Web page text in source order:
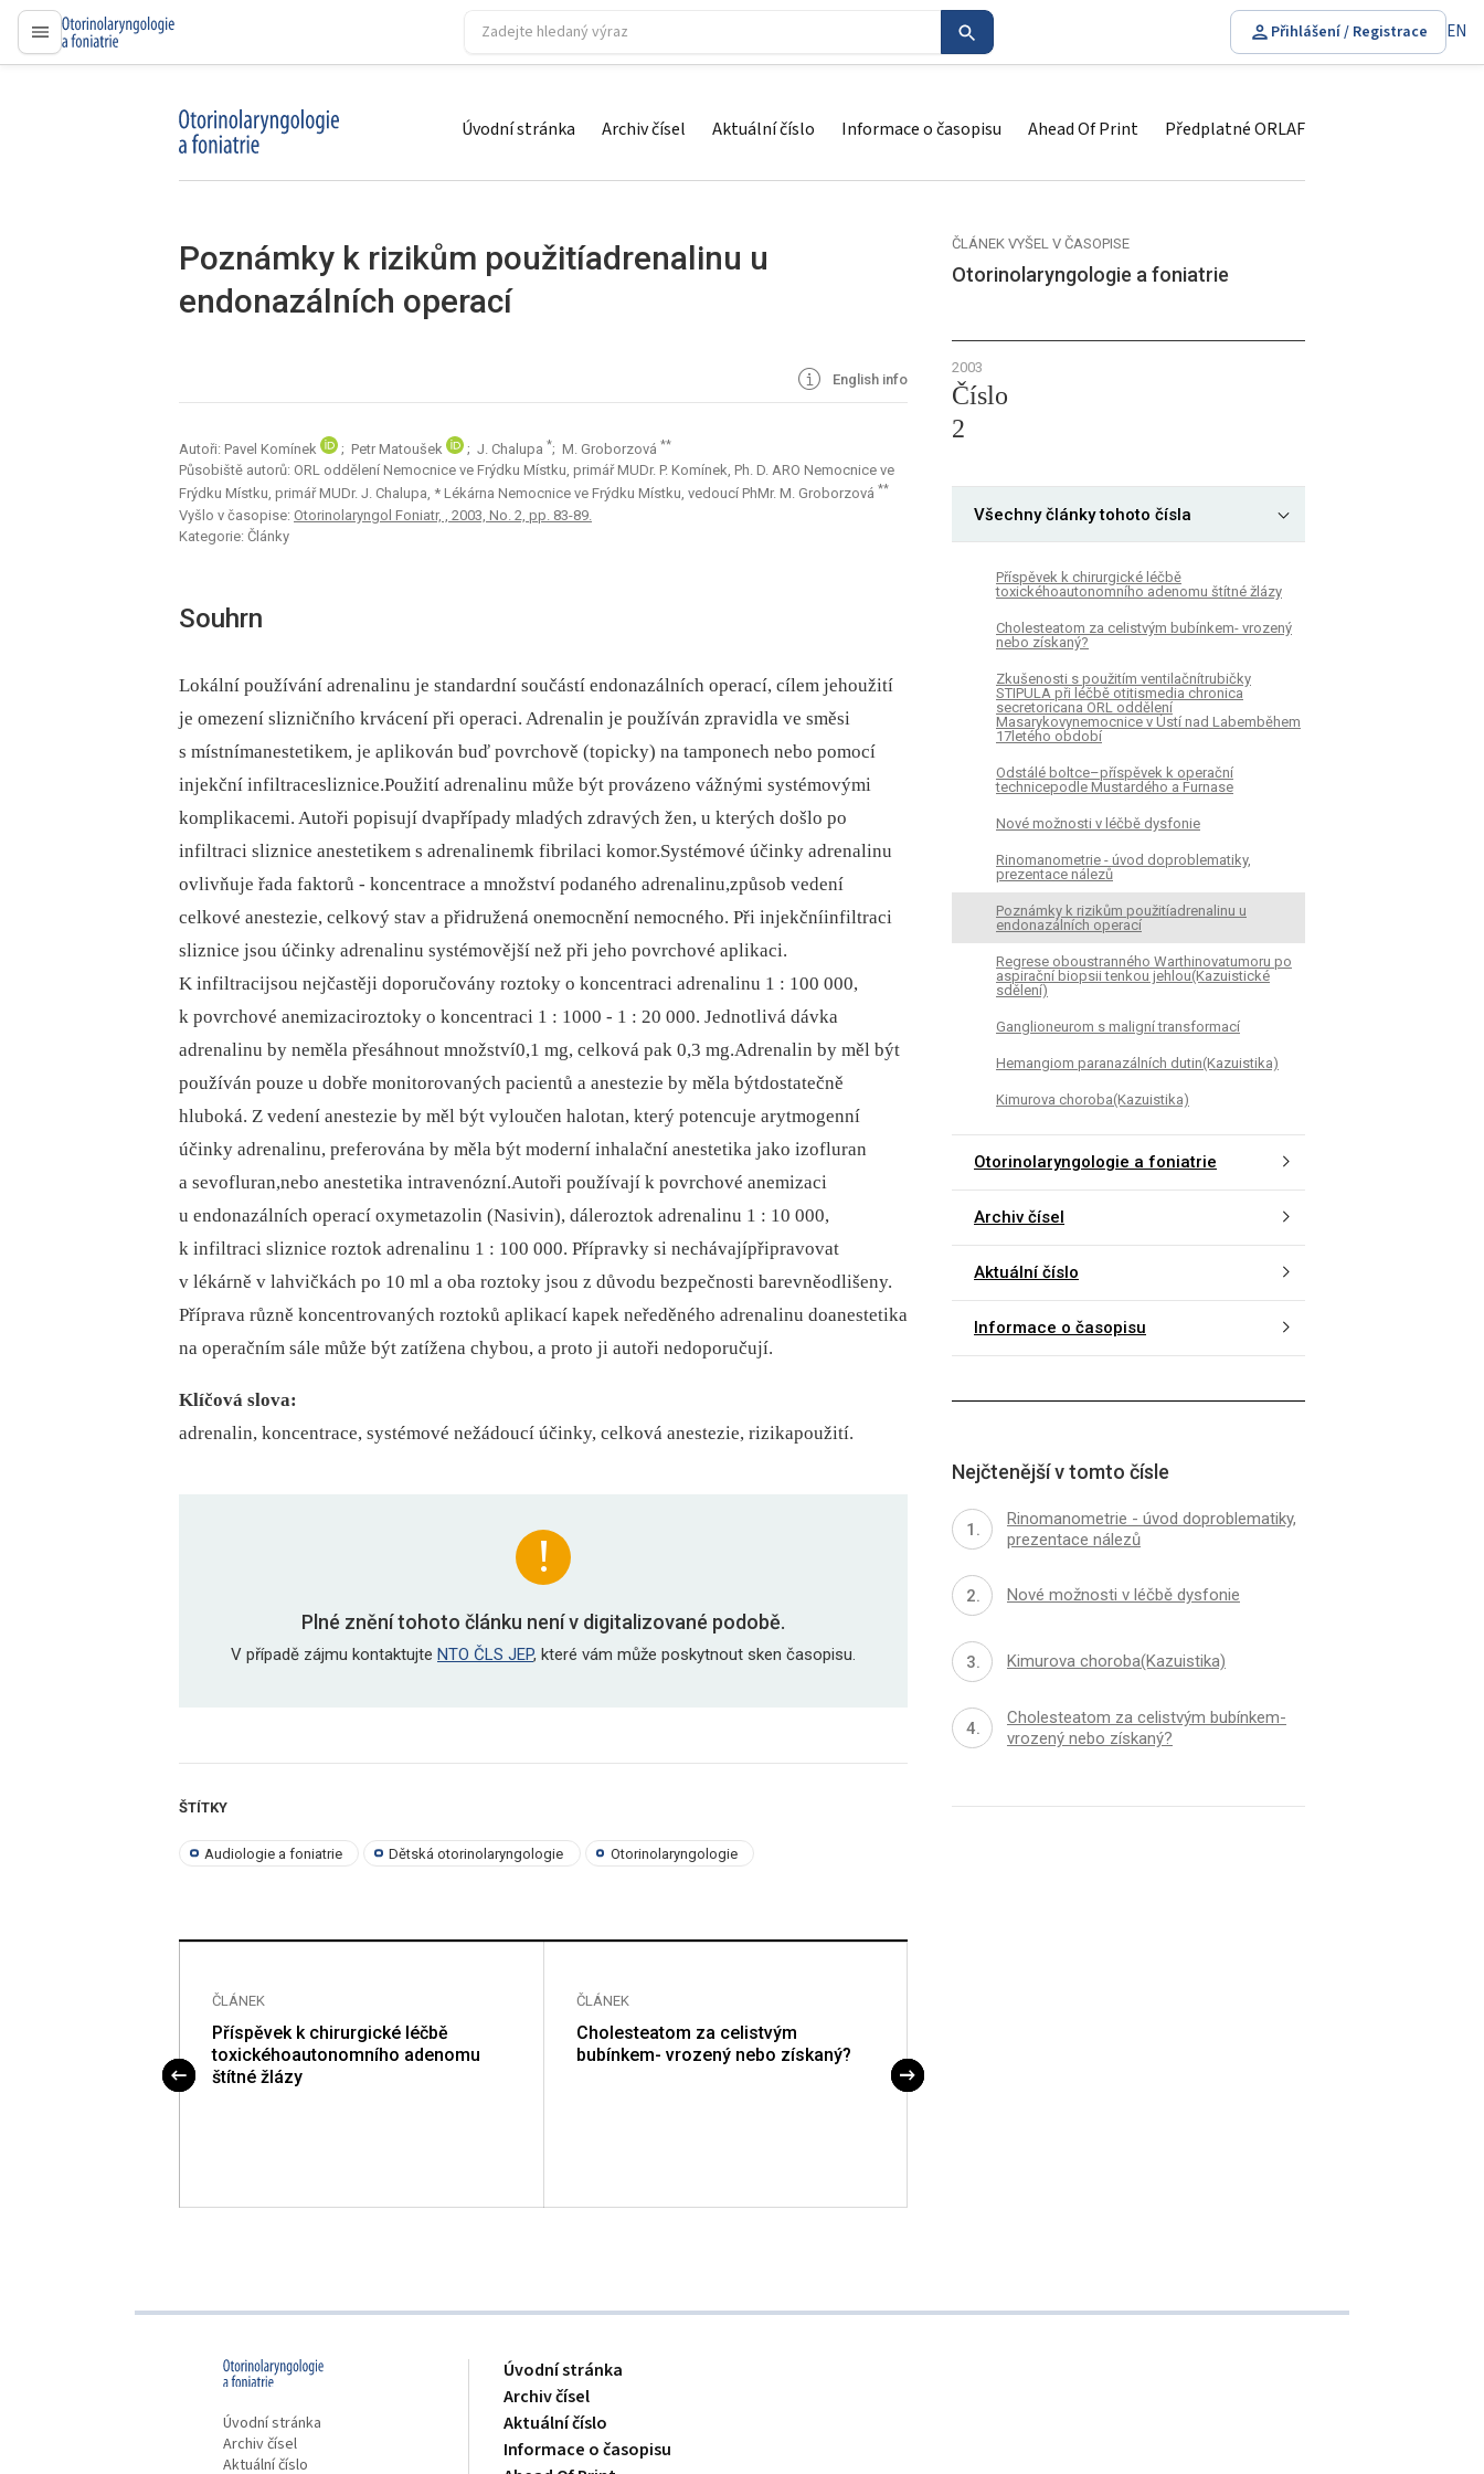
proLékaře.cz
Přihlášení / Registrace EN
proLékaře.cz Úvodní stránka Archiv čísel Aktuální číslo Informace o časopisu Ahead Of Print Předplatné ORLAF
Poznámky k rizikům použitíadrenalinu u
endonazálních operací
English info
Autoři: Pavel Komínek ; Petr Matoušek ; J. Chalupa *; M. Groborzová **
Působiště autorů: ORL oddělení Nemocnice ve Frýdku Místku, primář MUDr. P. Komínek, Ph. D. ARO Nemocnice ve
Frýdku Místku, primář MUDr. J. Chalupa, * Lékárna Nemocnice ve Frýdku Místku, vedoucí PhMr. M. Groborzová **
Vyšlo v časopise: Otorinolaryngol Foniatr, , 2003, No. 2, pp. 83-89.
Kategorie: Články
Souhrn
Lokální používání adrenalinu je standardní součástí endonazálních operací, cílem jehoužití
je omezení slizničního krvácení při operaci. Adrenalin je používán zpravidla ve směsi
s místnímanestetikem, je aplikován buď povrchově (topicky) na tamponech nebo pomocí
injekční infiltracesliznice.Použití adrenalinu může být provázeno vážnými systémovými
komplikacemi. Autoři popisují dvapřípady mladých zdravých žen, u kterých došlo po
infiltraci sliznice anestetikem s adrenalinemk fibrilaci komor.Systémové účinky adrenalinu
ovlivňuje řada faktorů -⁠ koncentrace a množství podaného adrenalinu,způsob vedení
celkové anestezie, celkový stav a přidružená onemocnění nemocného. Při injekčníinfiltraci
sliznice jsou účinky adrenalinu systémovější než při jeho povrchové aplikaci.
K infiltracijsou nejčastěji doporučovány roztoky o koncentraci adrenalinu 1 : 100 000,
k povrchové anemizaciroztoky o koncentraci 1 : 1000 -⁠ 1 : 20 000. Jednotlivá dávka
adrenalinu by neměla přesáhnout množství0,1 mg, celková pak 0,3 mg.Adrenalin by měl být
používán pouze u dobře monitorovaných pacientů a anestezie by měla býtdostatečně
hluboká. Z vedení anestezie by měl být vyloučen halotan, který potencuje arytmogenní
účinky adrenalinu, preferována by měla být moderní inhalační anestetika jako izofluran
a sevofluran,nebo anestetika intravenózní.Autoři používají k povrchové anemizaci
u endonazálních operací oxymetazolin (Nasivin), dáleroztok adrenalinu 1 : 10 000,
k infiltraci sliznice roztok adrenalinu 1 : 100 000. Přípravky si nechávajípřipravovat
v lékárně v lahvičkách po 10 ml a oba roztoky jsou z důvodu bezpečnosti barevněodlišeny.
Příprava různě koncentrovaných roztoků aplikací kapek neředěného adrenalinu doanestetika
na operačním sále může být zatížena chybou, a proto ji autoři nedoporučují.
Klíčová slova:
adrenalin, koncentrace, systémové nežádoucí účinky, celková anestezie, rizikapoužití.
Plné znění tohoto článku není v digitalizované podobě.
V případě zájmu kontaktujte NTO ČLS JEP, které vám může poskytnout sken časopisu.
ŠTÍTKY
Audiologie a foniatrie Dětská otorinolaryngologie Otorinolaryngologie
ČLÁNEK
Příspěvek k chirurgické léčbě
toxickéhoautonomního adenomu
štítné žlázy
ČLÁNEK
Cholesteatom za celistvým
bubínkem- vrozený nebo získaný?
ČLÁNEK VYŠEL V ČASOPISE
Otorinolaryngologie a foniatrie
2003
Číslo
2
Všechny články tohoto čísla
Příspěvek k chirurgické léčbě
toxickéhoautonomního adenomu štítné žlázy
Cholesteatom za celistvým bubínkem- vrozený
nebo získaný?
Zkušenosti s použitím ventilačnítrubičky
STIPULA při léčbě otitismedia chronica
secretoricana ORL oddělení
Masarykovynemocnice v Ústí nad Labemběhem
17letého období
Odstálé boltce–příspěvek k operační
technicepodle Mustardého a Furnase
Nové možnosti v léčbě dysfonie
Rinomanometrie - úvod doproblematiky,
prezentace nálezů
Poznámky k rizikům použitíadrenalinu u
endonazálních operací
Regrese oboustranného Warthinovatumoru po
aspirační biopsii tenkou jehlou(Kazuistické
sdělení)
Ganglioneurom s maligní transformací
Hemangiom paranazálních dutin(Kazuistika)
Kimurova choroba(Kazuistika)
Otorinolaryngologie a foniatrie
Archiv čísel
Aktuální číslo
Informace o časopisu
Nejčtenější v tomto čísle
Rinomanometrie - úvod doproblematiky,
prezentace nálezů
Nové možnosti v léčbě dysfonie
Kimurova choroba(Kazuistika)
Cholesteatom za celistvým bubínkem-
vrozený nebo získaný?
Úvodní stránka
Archiv čísel
Aktuální číslo
Úvodní stránka
Archiv čísel
Aktuální číslo
Informace o časopisu